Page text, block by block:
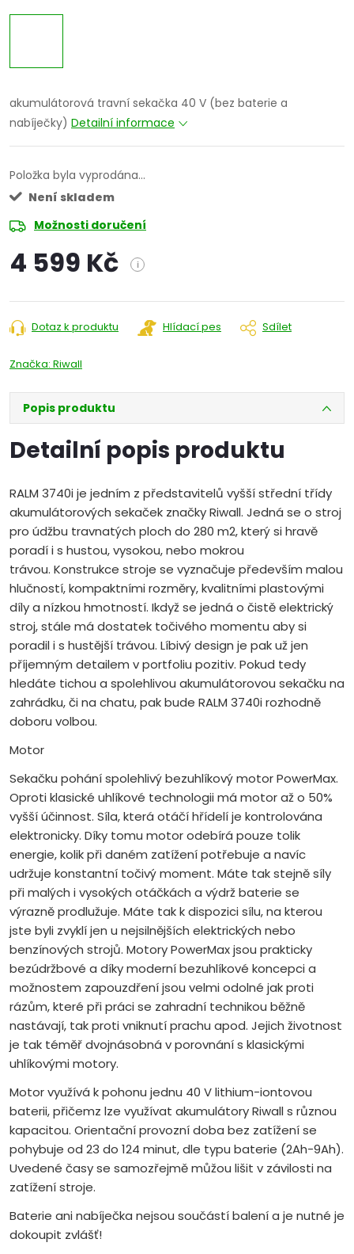
akumulátorová travní sekačka 40 V (bez baterie a
nabíječky) Detailní informace
Položka byla vyprodána…
Není skladem
Možnosti doručení
4 599 Kč i
cena:
Dotaz k produktu Hlídací pes Sdílet
Značka: Riwall
Popis produktu
Detailní popis produktu
RALM 3740i je jedním z představitelů vyšší střední třídy
akumulátorových sekaček značky Riwall. Jedná se o stroj
pro údžbu travnatých ploch do 280 m2, který si hravě
poradí i s hustou, vysokou, nebo mokrou
trávou. Konstrukce stroje se vyznačuje především malou
hlučností, kompaktními rozměry, kvalitními plastovými
díly a nízkou hmotností. Ikdyž se jedná o čistě elektrický
stroj, stále má dostatek točivého momentu aby si
poradil i s hustější trávou. Líbivý design je pak už jen
příjemným detailem v portfoliu pozitiv. Pokud tedy
hledáte tichou a spolehlivou akumulátorovou sekačku na
zahrádku, či na chatu, pak bude RALM 3740i rozhodně
doboru volbou.
Motor
Sekačku pohání spolehlivý bezuhlíkový motor PowerMax.
Oproti klasické uhlíkové technologii má motor až o 50%
vyšší účinnost. Síla, která otáčí hřídelí je kontrolována
elektronicky. Díky tomu motor odebírá pouze tolik
energie, kolik při daném zatížení potřebuje a navíc
udržuje konstantní točivý moment. Máte tak stejně síly
při malých i vysokých otáčkách a výdrž baterie se
výrazně prodlužuje. Máte tak k dispozici sílu, na kterou
jste byli zvyklí jen u nejsilnějších elektrických nebo
benzínových strojů. Motory PowerMax jsou prakticky
bezúdržbové a díky moderní bezuhlíkové koncepci a
možnostem zapouzdření jsou velmi odolné jak proti
rázům, které při práci se zahradní technikou běžně
nastávají, tak proti vniknutí prachu apod. Jejich životnost
je tak téměř dvojnásobná v porovnání s klasickými
uhlíkovými motory.
Motor využívá k pohonu jednu 40 V lithium-iontovou
baterii, přičemz lze využívat akumulátory Riwall s různou
kapacitou. Orientační provozní doba bez zatížení se
pohybuje od 23 do 124 minut, dle typu baterie (2Ah-9Ah).
Uvedené časy se samozřejmě můžou lišit v závilosti na
zatížení stroje.
Baterie ani nabíječka nejsou součástí balení a je nutné je
dokoupit zvlášť!